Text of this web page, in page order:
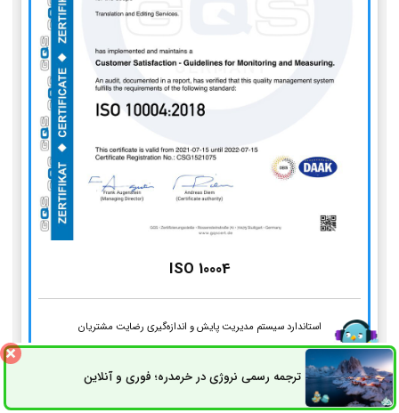
ISO 10004
استاندارد سیستم مدیریت پایش و اندازه‌گیری رضایت مشتریان
مراحل انجام ترجمه رسمی انگلیسی درقیدار
ترجمه رسمی نروژی در خرمدره؛ فوری و آنلاینثبت سفارش راه های ارتباطی